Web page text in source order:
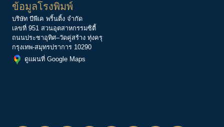
ข้อมูลโรงพิมพ์
บริษัท บีพีเค พริ้นติ้ง จำกัด
เลขที่ 951 สวนอุตสาหกรรมซิตี้
ถนนประชาอุทิศ–วัดคู่สร้าง ทุ่งครุ
กรุงเทพ-สมุทรปราการ 10290
ดูแผนที่ Google Maps